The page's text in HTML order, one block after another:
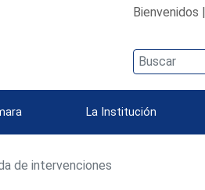
Bienvenidos |
La Institución
de intervenciones